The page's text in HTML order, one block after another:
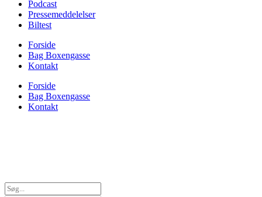
Podcast
Pressemeddelelser
Biltest
Forside
Bag Boxengasse
Kontakt
Forside
Bag Boxengasse
Kontakt